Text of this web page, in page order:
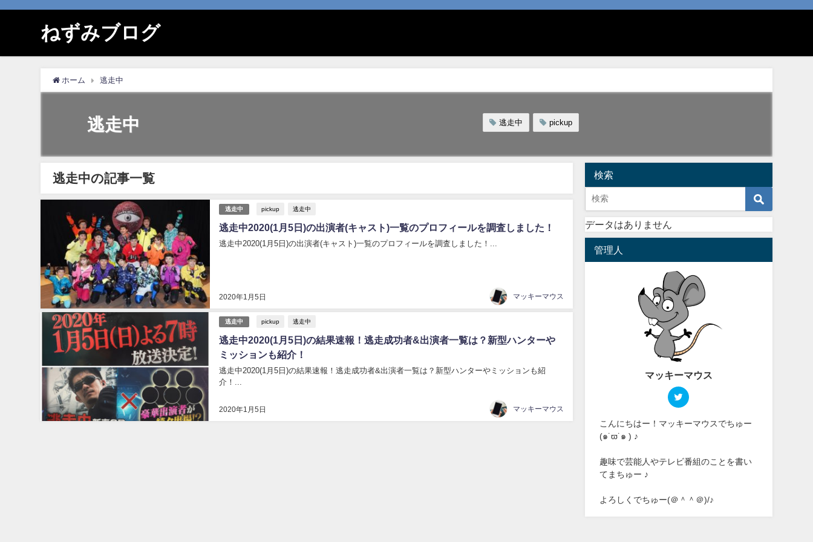
ねずみブログ
ホーム 逃走中
逃走中 逃走中 pickup
逃走中の記事一覧
逃走中 pickup 逃走中
逃走中2020(1月5日)の出演者(キャスト)一覧のプロフィールを調査しました！
2020年1月5日
逃走中2020(1月5日)の出演者(キャスト)一覧のプロフィールを調査しました！...
マッキーマウス
逃走中 pickup 逃走中
逃走中2020(1月5日)の結果速報！逃走成功者&出演者一覧は？新型ハンターや
ミッションも紹介！
2020年1月5日
逃走中2020(1月5日)の結果速報！逃走成功者&出演者一覧は？新型ハンターやミッションも紹
介！...
マッキーマウス
検索
データはありません
管理人
マッキーマウス
こんにちはー！マッキーマウスでちゅー
(๑˙ϖ˙๑ ) ♪
趣味で芸能人やテレビ番組のことを書い
てまちゅー ♪
よろしくでちゅー(＠＾＾＠)/♪